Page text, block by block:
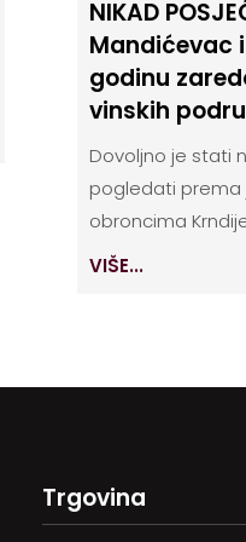
NIKAD
Mandićevac
godinu
vinskih
Dovoljno je stati
pogledati prema
obroncima
VIŠE...
Trgovina